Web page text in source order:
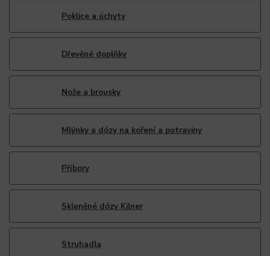
Poklice a úchyty
Dřevěné doplňky
Nože a brousky
Mlýnky a dózy na koření a potraviny
Příbory
Skleněné dózy Kilner
Struhadla